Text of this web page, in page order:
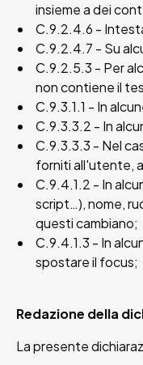
insieme a dei
C.9.2.4.6 -
C.9.2.4.7 - Su
C.9.2.5.3 - Per
non contiene il
C.9.3.1.1 - In
C.9.3.3.2 - In
C.9.3.3.3 - Nel
forniti all'utente,
C.9.4.1.2 - In
script…), nome,
questi cambiano;
C.9.4.1.3 - In
spostare il focus;
Redazione della
La presente